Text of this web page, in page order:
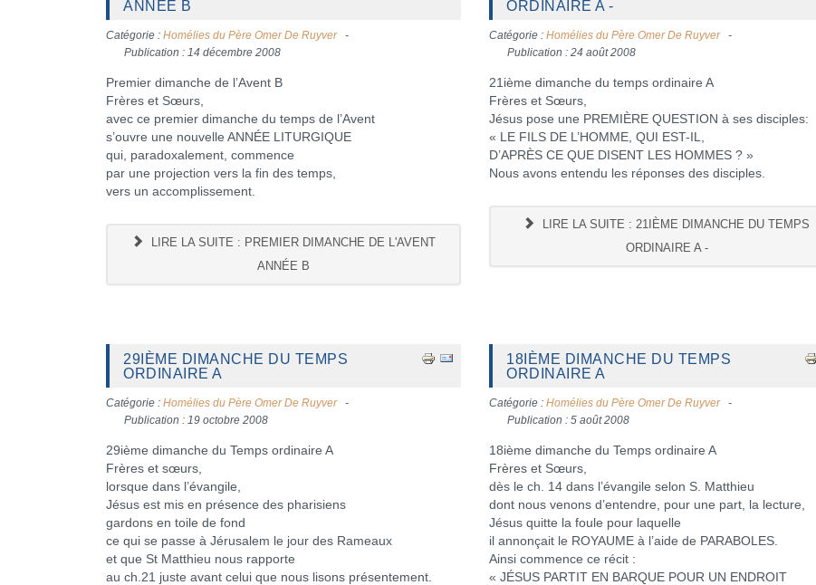
ANNÉE B
Catégorie : Homélies du Père Omer De Ruyver
Publication : 14 décembre 2008
Premier dimanche de l’Avent B
Frères et Sœurs,
avec ce premier dimanche du temps de l’Avent
s’ouvre une nouvelle ANNÉE LITURGIQUE
qui, paradoxalement, commence
par une projection vers la fin des temps,
vers un accomplissement.
LIRE LA SUITE : PREMIER DIMANCHE DE L'AVENT
ANNÉE B
ORDINAIRE A -
Catégorie :Homélies du Père Omer De Ruyver
Publication : 24 août 2008
21ième dimanche du temps ordinaire A
Frères et Sœurs,
Jésus pose une PREMIÈRE QUESTION à ses disciples:
« LE FILS DE L’HOMME, QUI EST-IL,
D’APRÈS CE QUE DISENT LES HOMMES ? »
Nous avons entendu les réponses des disciples.
LIRE LA SUITE : 21IÈME DIMANCHE DU TEMPS
ORDINAIRE A -
29IÈME DIMANCHE DU TEMPS
ORDINAIRE A
Catégorie : Homélies du Père Omer De Ruyver
Publication : 19 octobre 2008
29ième dimanche du Temps ordinaire A
Frères et sœurs,
lorsque dans l’évangile,
Jésus est mis en présence des pharisiens
gardons en toile de fond
ce qui se passe à Jérusalem le jour des Rameaux
et que St Matthieu nous rapporte
au ch.21 juste avant celui que nous lisons présentement.
18IÈME DIMANCHE DU TEMPS
ORDINAIRE A
Catégorie :Homélies du Père Omer De Ruyver
Publication : 5 août 2008
18ième dimanche du Temps ordinaire A
Frères et Sœurs,
dès le ch. 14 dans l’évangile selon S. Matthieu
dont nous venons d’entendre, pour une part, la lecture,
Jésus quitte la foule pour laquelle
il annonçait le ROYAUME à l’aide de PARABOLES.
Ainsi commence ce récit :
« JÉSUS PARTIT EN BARQUE POUR UN ENDROIT